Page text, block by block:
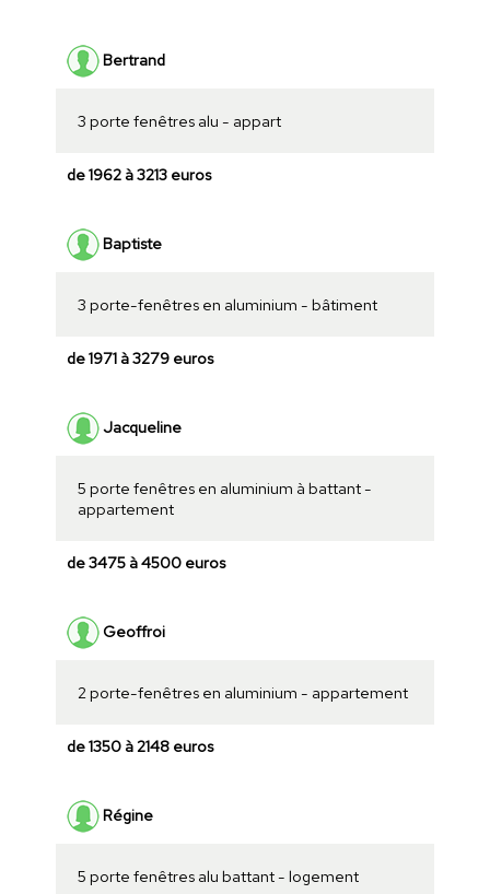
Bertrand
3 porte fenêtres alu - appart
de 1962 à 3213 euros
Baptiste
3 porte-fenêtres en aluminium - bâtiment
de 1971 à 3279 euros
Jacqueline
5 porte fenêtres en aluminium à battant -
appartement
de 3475 à 4500 euros
Geoffroi
2 porte-fenêtres en aluminium - appartement
de 1350 à 2148 euros
Régine
5 porte fenêtres alu battant - logement